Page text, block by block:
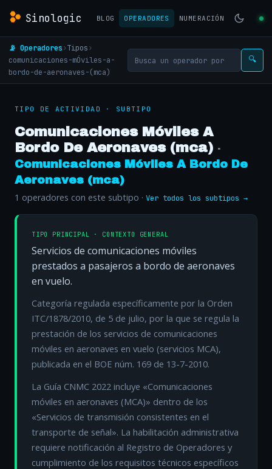
Sinologic BLOG OPERADORES NUMERACIÓN
📡 Operadores›Tipos›
comunicaciones-mÓviles-a-
bordo-de-aeronaves-(mca)
🔍
TIPO DE ACTIVIDAD · SUBTIPO
Comunicaciones Móviles A
Bordo De Aeronaves (mca) ·
Comunicaciones Móviles A Bordo De
Aeronaves (mca)
1 operadores con este subtipo · Ver todos los subtipos →
TIPO PRINCIPAL · CONTEXTO GENERAL
Servicios de comunicaciones móviles
prestados a pasajeros a bordo de aeronaves
en vuelo.
Categoría regulada específicamente por la Orden
ITC/1878/2010, de 5 de julio, por la que se regula la
prestación de los servicios de comunicaciones
móviles en aeronaves en vuelo (servicios MCA),
publicada en el BOE núm. 169 de 13-7-2010.
La Guía CNMC 2022 incluye «Comunicaciones
móviles en aeronaves (MCA)» dentro de los
«Servicios de transmisión consistentes en el
transporte de señal». La habilitación administrativa
requiere notificación al Registro de Operadores y
cumplimiento de los requisitos técnicos específicos